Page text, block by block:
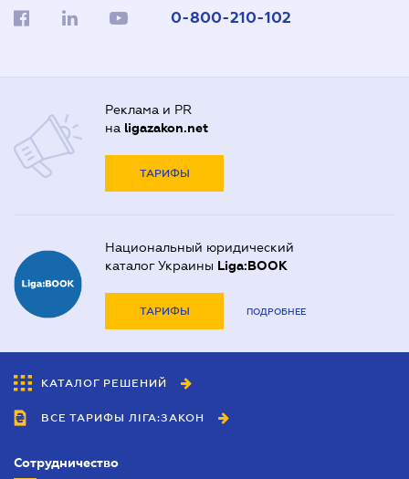
0-800-210-102
Реклама и PR
на ligazakon.net
ТАРИФЫ
Национальный юридический
каталог Украины Liga:BOOK
ТАРИФЫ ПОДРОБНЕЕ
КАТАЛОГ РЕШЕНИЙ
ВСЕ ТАРИФЫ ЛІГА:ЗАКОН
Сотрудничество